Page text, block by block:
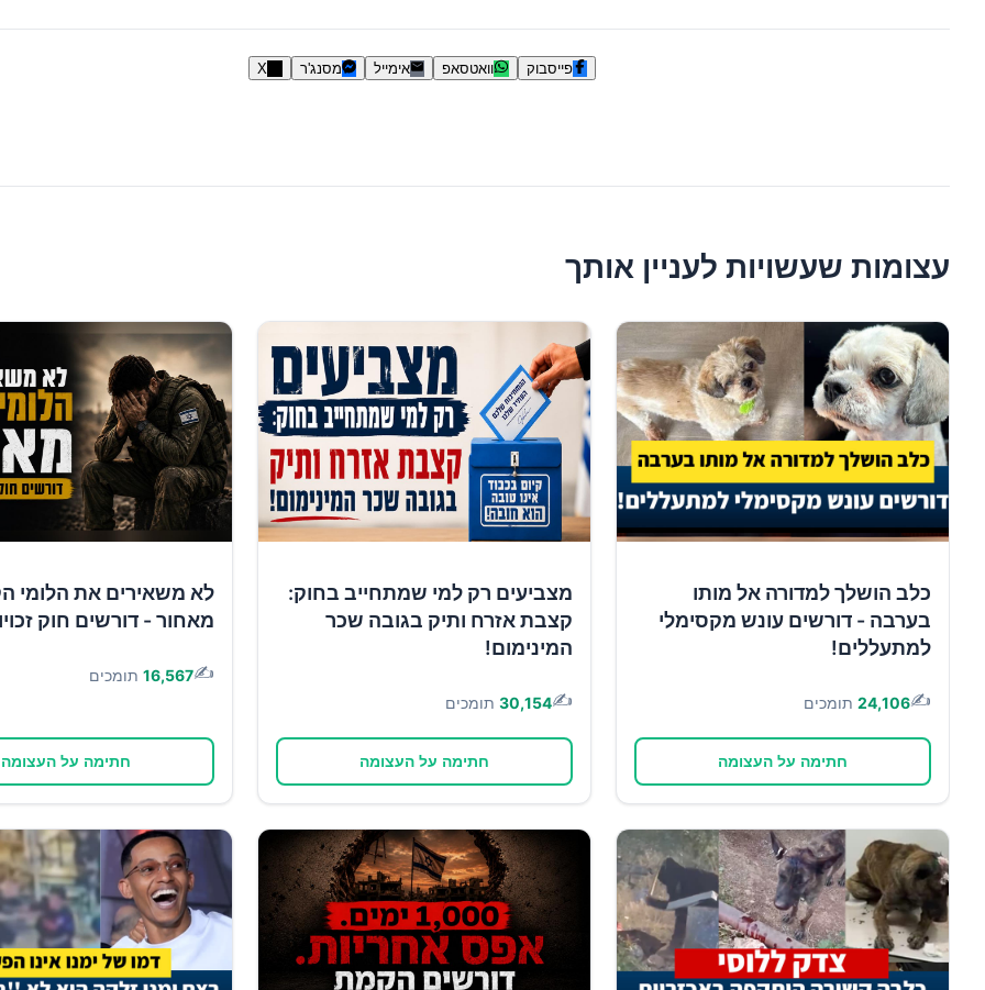
פייסבוק וואטסאפ אימייל מסנג'ר X
עצומות שעשויות לעניין אותך
כלב הושלך למדורה אל מותו
בערבה - דורשים עונש מקסימלי
למתעללים!
✍️
24,106 תומכים
חתימה על העצומה
מצביעים רק למי שמתחייב בחוק:
קצבת אזרח ותיק בגובה שכר
המינימום!
✍️
30,154 תומכים
חתימה על העצומה
לא משאירים את הלומי
מאחור - דורשים חוק
✍️
16,567 תומכים
חתימה על העצומה